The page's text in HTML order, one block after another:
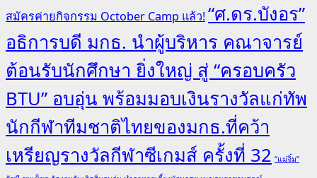
สมัครค่ายกิจกรรม October Camp แล้ว!“ศ.ดร.บังอร”
อธิการบดี มกธ. นำผู้บริหาร คณาจารย์
ต้อนรับนักศึกษา ยิ่งใหญ่ สู่ “ครอบครัว
BTU” อบอุ่น พร้อมมอบเงินรางวัลแก่ทัพ
นักกีฬาทีมชาติไทยของมกธ.ที่คว้า
เหรียญรางวัลกีฬาซีเกมส์ ครั้งที่ 32 “แม่จิ๋ม”